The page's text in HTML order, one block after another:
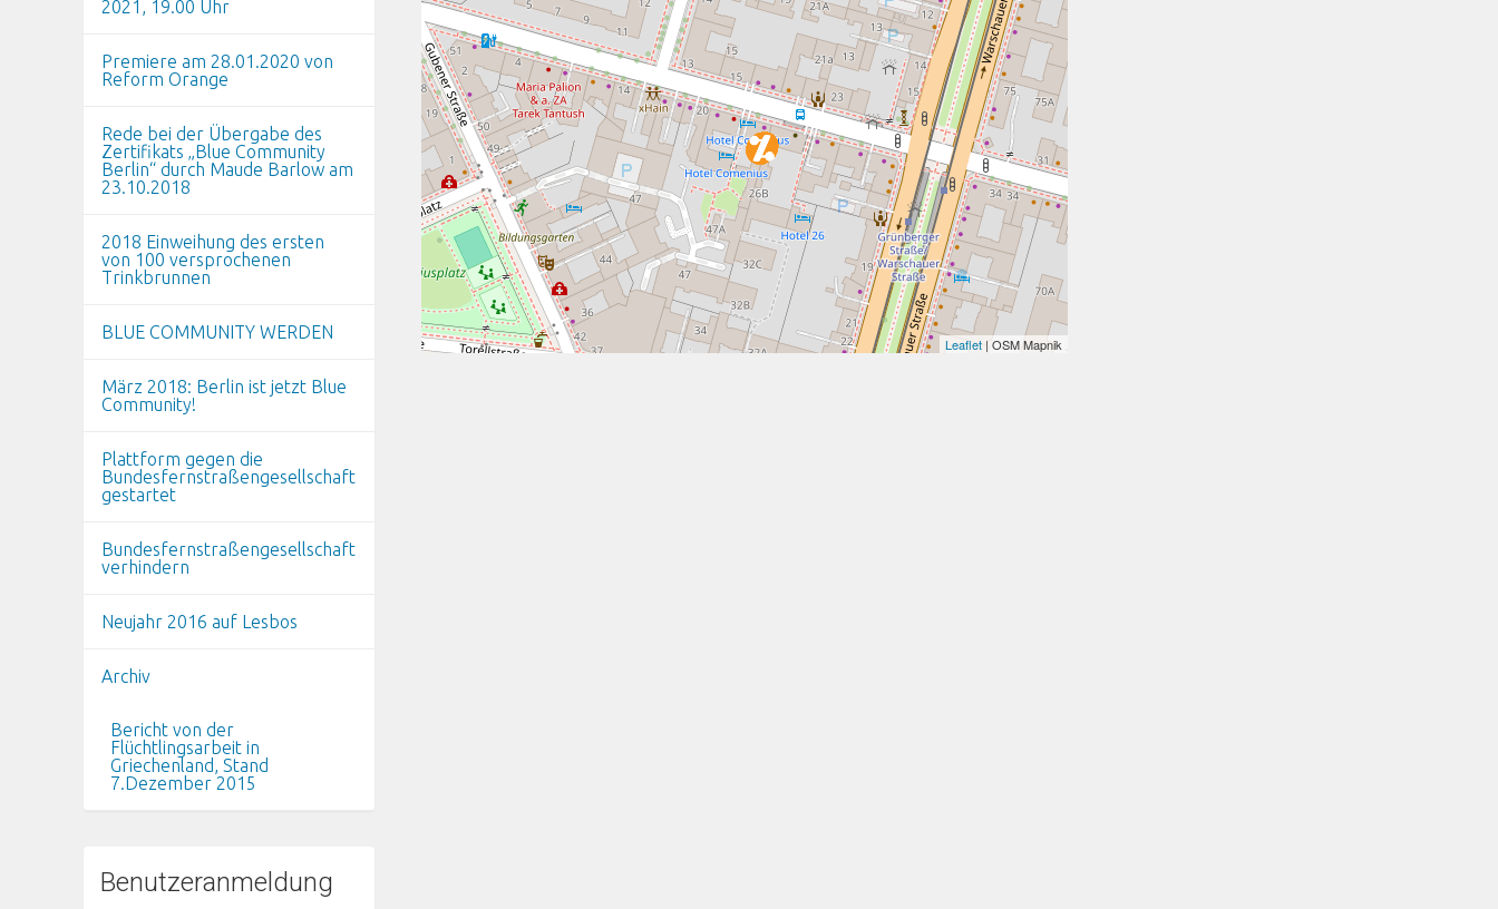
Leaflet| OSM Mapnik
2021, 19.00 Uhr
Premiere am 28.01.2020 von
Reform Orange
Rede bei der Übergabe des
Zertifikats „Blue Community
Berlin“ durch Maude Barlow am
23.10.2018
2018 Einweihung des ersten
von 100 versprochenen
Trinkbrunnen
BLUE COMMUNITY WERDEN
März 2018: Berlin ist jetzt Blue
Community!
Plattform gegen die
Bundesfernstraßengesellschaft
gestartet
Bundesfernstraßengesellschaft
verhindern
Neujahr 2016 auf Lesbos
Archiv
Bericht von der
Flüchtlingsarbeit in
Griechenland, Stand
7.Dezember 2015
Benutzeranmeldung